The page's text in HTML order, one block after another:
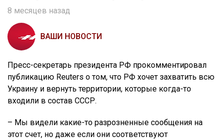
8 месяцев назад
ВАШИ НОВОСТИ
Пресс-секретарь президента РФ прокомментировал
публикацию Reuters о том, что РФ хочет захватить всю
Украину и вернуть территории, которые когда-то
входили в состав СССР.
– Мы видели какие-то разрозненные сообщения на
этот счет, но даже если они соответствуют